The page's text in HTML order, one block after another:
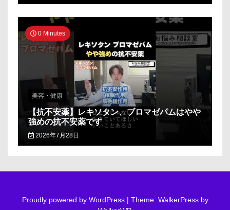
0 Minutes
美容・健康
【抗不安薬】レキソタン、ブロマゼパムはやや
強めの抗不安薬です
2026年7月28日
Proudly powered by WordPress | Theme: WalkerPress by